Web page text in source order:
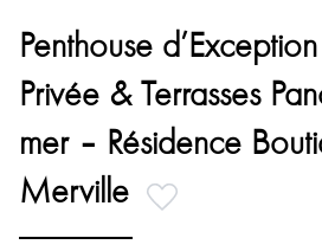
Penthouse
Privée & Terrasses
mer – Résidence
Merville